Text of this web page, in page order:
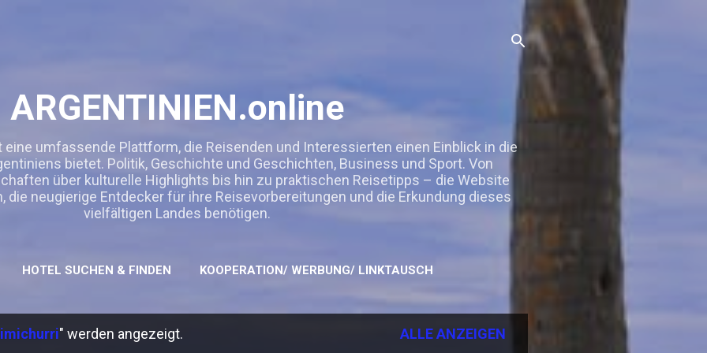
ARGENTINIEN.online
umfassende Plattform, die Reisenden und Interessierten einen Einblick in die
bietet. Politik, Geschichte und Geschichten, Business und Sport. Von
über kulturelle Highlights bis hin zu praktischen Reisetipps – die Website
die neugierige Entdecker für ihre Reisevorbereitungen und die Erkundung dieses
vielfältigen Landes benötigen.
HOTEL SUCHEN & FINDEN KOOPERATION/ WERBUNG/ LINKTAUSCH
" werden angezeigt. ALLE ANZEIGEN